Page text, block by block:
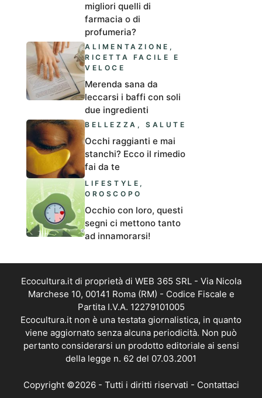
migliori quelli di
farmacia o di
profumeria?
ALIMENTAZIONE ,
RICETTA FACILE E
VELOCE
Merenda sana da
leccarsi i baffi con soli
due ingredienti
BELLEZZA ,SALUTE
Occhi raggianti e mai
stanchi? Ecco il rimedio
fai da te
LIFESTYLE ,
OROSCOPO
Occhio con loro, questi
segni ci mettono tanto
ad innamorarsi!
Ecocultura.it di proprietà di WEB 365 SRL - Via Nicola
Marchese 10, 00141 Roma (RM) - Codice Fiscale e
Partita I.V.A. 12279101005
Ecocultura.it non è una testata giornalistica, in quanto
viene aggiornato senza alcuna periodicità. Non può
pertanto considerarsi un prodotto editoriale ai sensi
della legge n. 62 del 07.03.2001
Copyright ©2026 - Tutti i diritti riservati - Contattaci